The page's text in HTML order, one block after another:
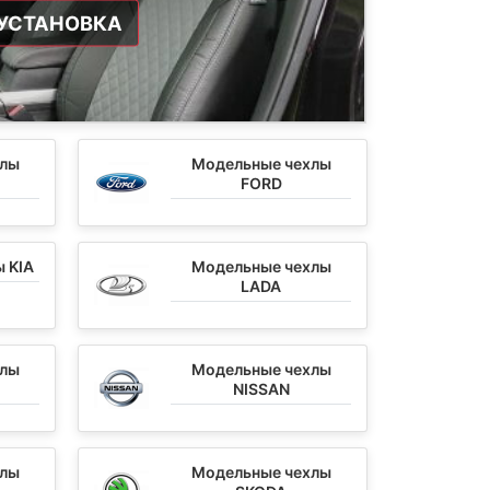
Модельные чехлы
FORD
KIA
Модельные чехлы
LADA
Модельные чехлы
NISSAN
Модельные чехлы